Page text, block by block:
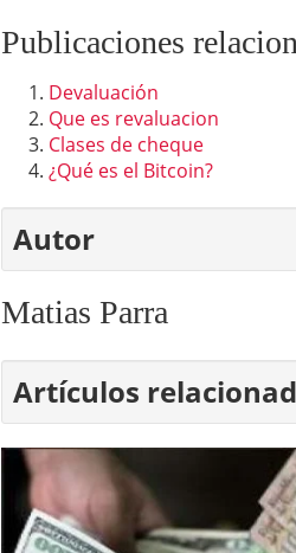
Publicaciones
Devaluación
Que es revaluacion
Clases de cheque
¿Qué es el Bitcoin?
Autor
Matias Parra
Artículos